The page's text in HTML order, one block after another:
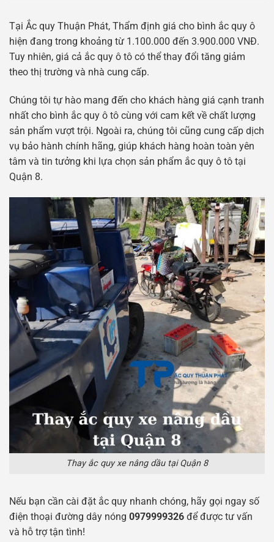
Tại Ắc quy Thuận Phát, Thẩm định giá cho bình ắc quy ô
hiện đang trong khoảng từ 1.100.000 đến 3.900.000 VNĐ.
Tuy nhiên, giá cả ắc quy ô tô có thể thay đổi tăng giảm
theo thị trường và nhà cung cấp.
Chúng tôi tự hào mang đến cho khách hàng giá cạnh tranh
nhất cho bình ắc quy ô tô cùng với cam kết về chất lượng
sản phẩm vượt trội. Ngoài ra, chúng tôi cũng cung cấp dịch
vụ bảo hành chính hãng, giúp khách hàng hoàn toàn yên
tâm và tin tưởng khi lựa chọn sản phẩm ắc quy ô tô tại
Quận 8.
Thay ắc quy xe nâng dầu tại Quận 8
Nếu bạn cần cài đặt ắc quy nhanh chóng, hãy gọi ngay số
điện thoại đường dây nóng 0979999326 để được tư vấn
và hỗ trợ tận tình!